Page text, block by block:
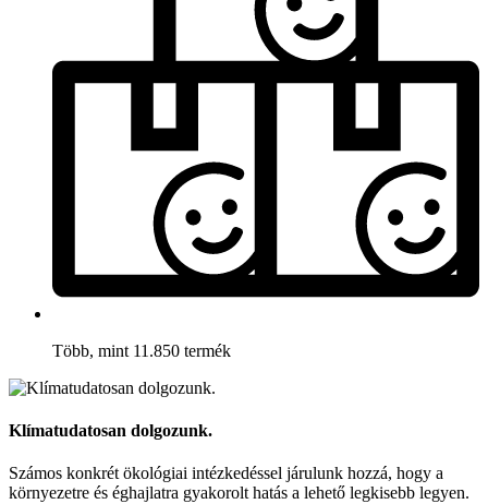
Több, mint 11.850 termék
Klímatudatosan dolgozunk.
Számos konkrét ökológiai intézkedéssel járulunk hozzá, hogy a
környezetre és éghajlatra gyakorolt hatás a lehető legkisebb legyen.